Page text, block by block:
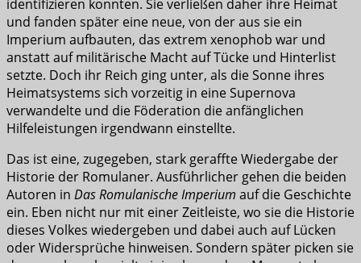
identifizieren konnten. Sie verließen daher ihre Heimat
und fanden später eine neue, von der aus sie ein
Imperium aufbauten, das extrem xenophob war und
anstatt auf militärische Macht auf Tücke und Hinterlist
setzte. Doch ihr Reich ging unter, als die Sonne ihres
Heimatsystems sich vorzeitig in eine Supernova
verwandelte und die Föderation die anfänglichen
Hilfeleistungen irgendwann einstellte.
Das ist eine, zugegeben, stark geraffte Wiedergabe der
Historie der Romulaner. Ausführlicher gehen die beiden
Autoren in Das Romulanische Imperium auf die Geschichte
ein. Eben nicht nur mit einer Zeitleiste, wo sie die Historie
dieses Volkes wiedergeben und dabei auch auf Lücken
oder Widersprüche hinweisen. Sondern später picken sie